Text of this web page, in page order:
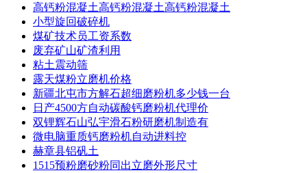
高钙粉混凝土高钙粉混凝土高钙粉混凝土
小型旋回破碎机
煤矿技术员工资系数
废弃矿山矿渣利用
粘土震动筛
露天煤粉立磨机价格
新疆北屯市方解石超细磨粉机多少钱一台
日产4500方自动碳酸钙磨粉机代理价
双锂辉石山弘宇滑石粉研磨机制造有
微电脑重质钙磨粉机自动进料控
赫章县铝矾土
1515预粉磨砂粉同出立磨外形尺寸